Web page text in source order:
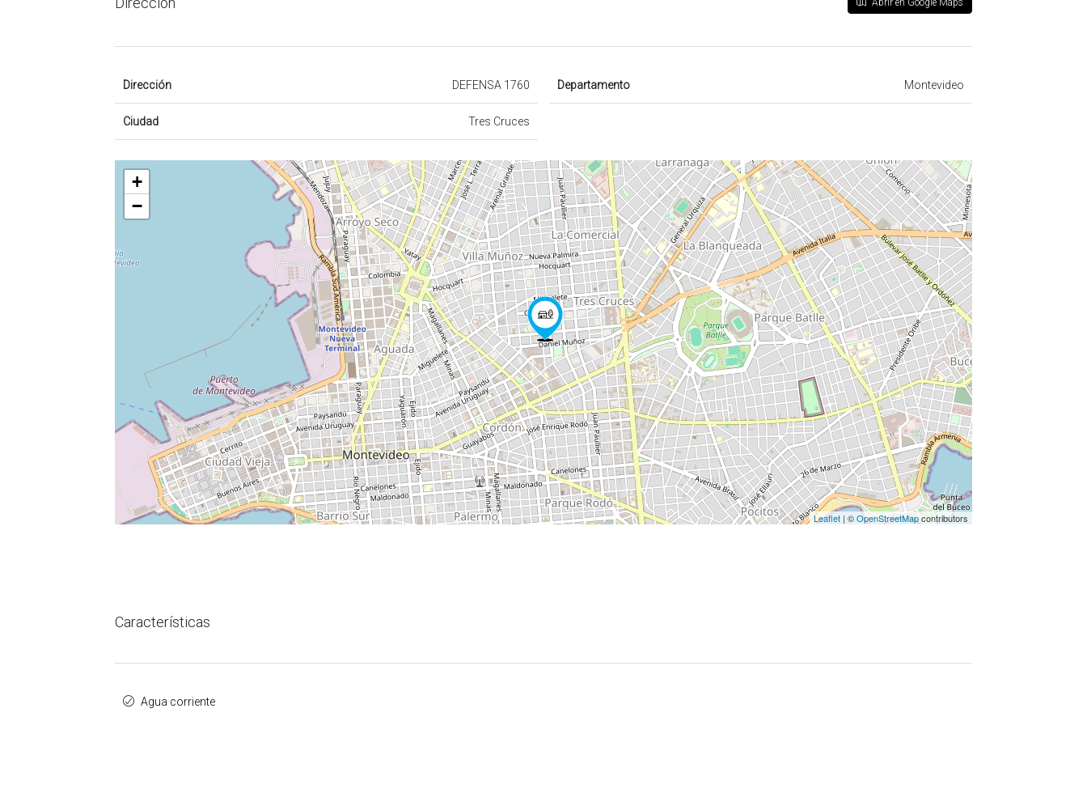
Abrir en Google Maps
Dirección DEFENSA 1760
Ciudad Tres Cruces
Departamento Montevideo
+
−
Leaflet | ©OpenStreetMapcontributors
Características
Agua corriente